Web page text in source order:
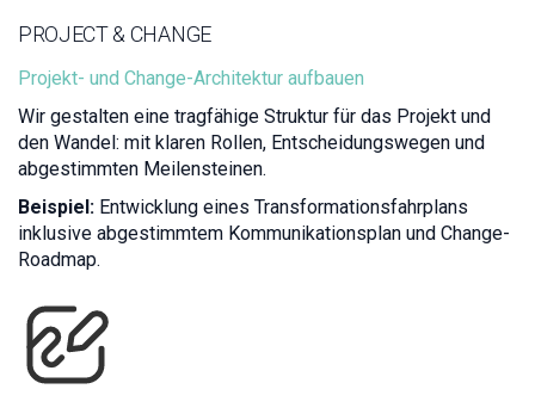
PROJECT & CHANGE
Projekt- und Change-Architektur aufbauen
Wir gestalten eine tragfähige Struktur für das Projekt und
den Wandel: mit klaren Rollen, Entscheidungswegen und
abgestimmten Meilensteinen.
Beispiel: Entwicklung eines Transformationsfahrplans
inklusive abgestimmtem Kommunikationsplan und Change-
Roadmap.